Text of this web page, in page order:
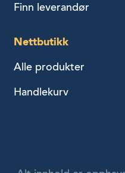
Finn leverandør
Nettbutikk
Alle produkter
Handlekurv